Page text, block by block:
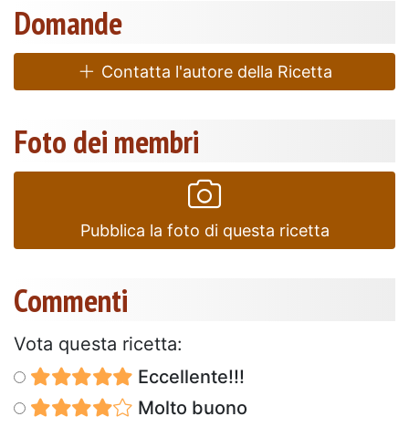
Domande
Contatta l'autore della Ricetta
Foto dei membri
Pubblica la foto di questa ricetta
Commenti
Vota questa ricetta:
Eccellente!!!
Molto buono